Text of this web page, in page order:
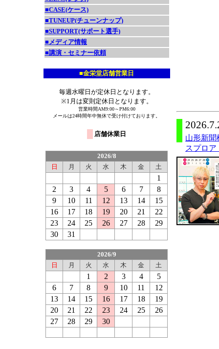
■CASE(ケース)
■TUNEUP(チューンナップ)
■SUPPORT(サポート選手)
■メディア情報
■講演・セミナー依頼
■金栄堂店舗営業日
毎週水曜日が定休日となります。
※1月は変則定休日となります。
営業時間AM9:00～PM6:00
メールは24時間年中無休で受け付けております。
店舗休業日
2026/8
日
月 火 水 木 金 土
1
2
3 4 5 6 7
8
9
10 11 12 13 14
15
16
17 18 19 20 21
22
23
24 25 26 27 28
29
30
31
2026/9
日
月 火 水 木 金 土
1 2 3 4
5
6
7 8 9 10 11
12
13
14 15 16 17 18
19
20
21 22 23 24 25
26
27
28 29 30
山形新聞
スプロ